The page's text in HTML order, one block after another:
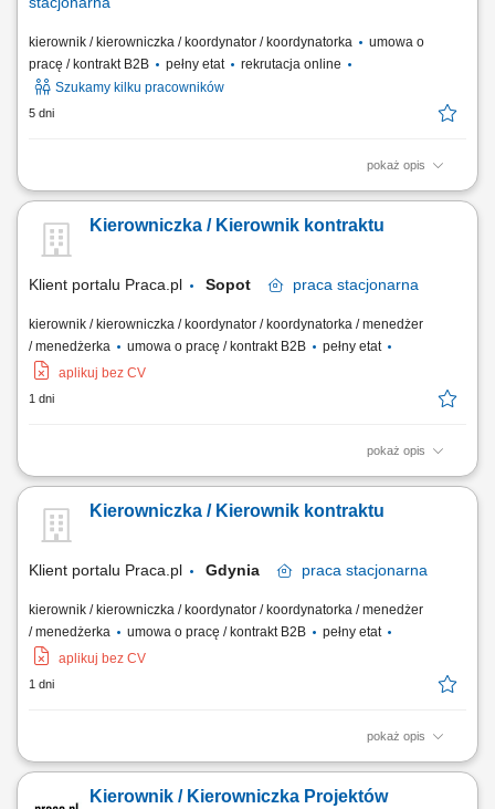
kierownik / kierowniczka / koordynator / koordynatorka
umowa o
pracę / kontrakt B2B
pełny etat
rekrutacja online
Szukamy kilku pracowników
5 dni
pokaż opis
Obowiązki: Koordynowanie całego procesu budowy od przygotowania
negocjowanie umów i warunków współpracy. Kontrola dokumentacji
technicznej, formalnej i prawnej. Opracowanie i kompletowanie
Kierowniczka / Kierownik kontraktu
Klient portalu Praca.pl Sopot praca stacjonarna
kierownik / kierowniczka / koordynator / koordynatorka / menedżer
/ menedżerka
umowa o pracę / kontrakt B2B
pełny etat
aplikuj bez CV
1 dni
pokaż opis
Kompleksowe prowadzenie i koordynacja robót elektrycznych od etapu
podwykonawców. Nadzór nad jakością, terminowością i zgodnością
prac z dokumentacją oraz przepisami BHP. Opracowywanie
Kierowniczka / Kierownik kontraktu
Klient portalu Praca.pl Gdynia praca stacjonarna
kierownik / kierowniczka / koordynator / koordynatorka / menedżer
/ menedżerka
umowa o pracę / kontrakt B2B
pełny etat
aplikuj bez CV
1 dni
pokaż opis
Kompleksowe prowadzenie i koordynacja robót elektrycznych od etapu
podwykonawców. Nadzór nad jakością, terminowością i zgodnością
Kierownik / Kierowniczka Projektów